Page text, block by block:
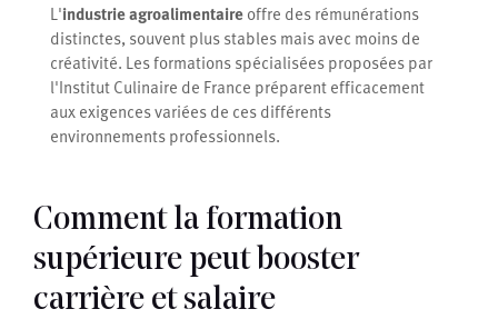
L'industrie agroalimentaireoffre des rémunérations
distinctes, souvent plus stables mais avec moins de
créativité. Les formations spécialisées proposées par
l'Institut Culinaire de France préparent efficacement
aux exigences variées de ces différents
environnements professionnels.
Comment la formation
supérieure peut booster
carrière et salaire